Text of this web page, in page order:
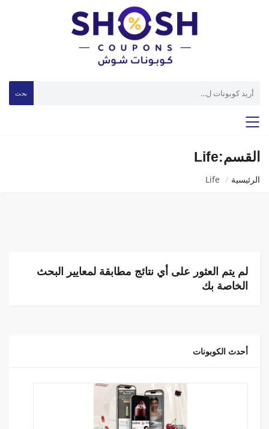
بحث
القسم:Life
الرئيسية Life
لم يتم العثور على أي نتائج مطابقة لمعايير البحث
الخاصة بك
أحدث الكوبونات